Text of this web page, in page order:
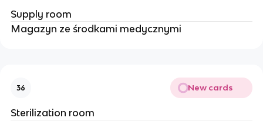
Supply room
Magazyn ze środkami medycznymi
36 New cards
Sterilization room